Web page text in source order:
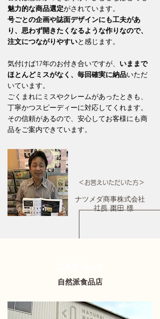
魅力的な商品選定がされています。
号ごとの企画や誌面デザインにも工夫があ
り、思わず開きたくなるような作りなので、
注文につながりやすいと感じます。
気付けば17年のお付き合いですが、 いままで
ほとんどミスがなく、毎回確実に納品いただ
いています。
ごくまれにミスやクレームがあったときも、
丁寧かつスピーディーに対応してくれます。
その信頼があるので、安心してお客様にも商
品をご案内できています。
＜お答えいただいた方＞
ナツメダ商事株式会社
社長 棗田 様
自然派食品店